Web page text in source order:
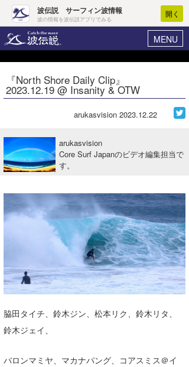
波伝説 サーフィン波情報
波の情報を波伝説アプリでみる
開く
MENU
ヘルプ マイホーム
ログイン
波情報･概況
WAVE HUNTER 波予想ツール
ニュース
サーフィンエリアガイド
今月のプレゼント
『North Shore Daily Clip』
2023.12.19 @ Insanity & OTW
arukasvision 2023.12.22
arukasvision
Core Surf Japanのビデオ編集担当で
す。
脇田タイチ、鈴木ジン、松本リク、鈴木リタ、
鈴木ジェイ、
バロンマミヤ、マカナパング、コアスミス＠イ
Core Surf Japan
アート＆エンタメ
トラベル
ショップ情報
ショップ情報
湘南
千葉北
お知らせ